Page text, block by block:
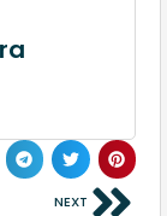
NEXT